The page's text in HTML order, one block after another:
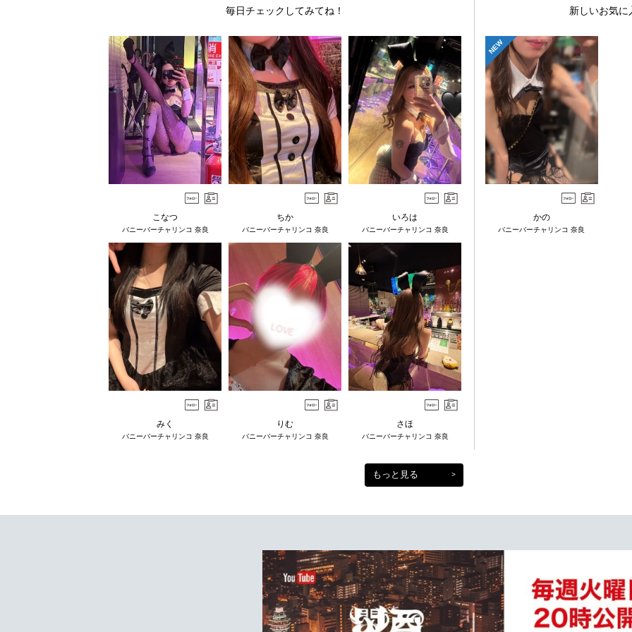
毎日チェックしてみてね！
こなつ
バニーバーチャリンコ 奈良
ちか
バニーバーチャリンコ 奈良
いろは
バニーバーチャリンコ 奈良
みく
バニーバーチャリンコ 奈良
りむ
バニーバーチャリンコ 奈良
さほ
バニーバーチャリンコ 奈良
新しいお気に
NEW
かの
バニーバーチャリンコ 奈良
もっと見る >